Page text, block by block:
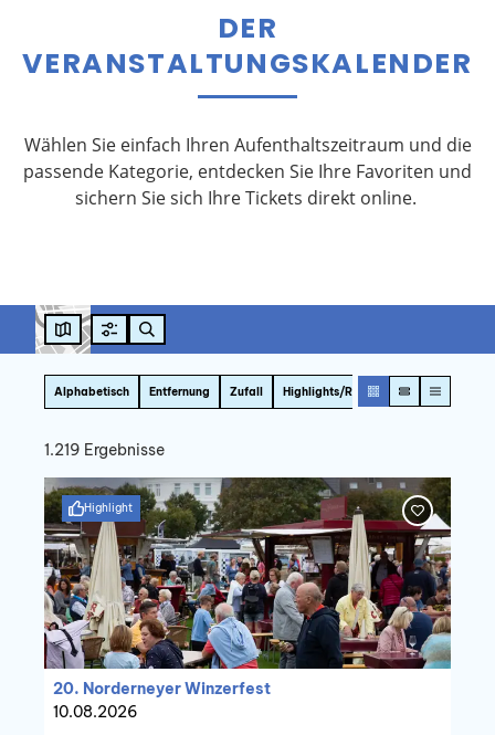
DER
VERANSTALTUNGSKALENDER
Wählen Sie einfach Ihren Aufenthaltszeitraum und die
passende Kategorie, entdecken Sie Ihre Favoriten und
sichern Sie sich Ihre Tickets direkt online.